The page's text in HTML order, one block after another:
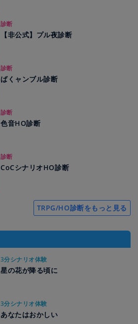
診断
【非公式】プル夜診断
診断
ばくャンブル診断
診断
色音HO診断
診断
CoCシナリオHO診断
TRPG/HO診断をもっと見る
3分シナリオ体験
星の花が降る頃に
3分シナリオ体験
あなたはおかしい